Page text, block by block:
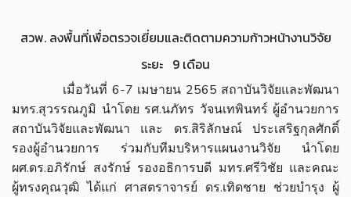
สวพ. ลงพื้นที่เพื่อตรวจเยี่ยมและติดตามความก้าวหน้างานวิจัย
ระยะ 9 เดือน
เมื่อวันที่ 6-7 เมษายน 2565 สถาบันวิจัยและพัฒนา
มทร.สุวรรณภูมิ นำโดย รศ.นภัทร วัจนเทพินทร์ ผู้อำนวยการ
สถาบันวิจัยและพัฒนา และ ดร.สิริลักษณ์ ประเสริฐกุลศักดิ์
รองผู้อำนวยการ ร่วมกับทีมบริหารแผนงานวิจัย นำโดย
ผศ.ดร.อภิรักษ์ สงรักษ์ รองอธิการบดี มทร.ศรีวิชัย และคณะ
ผู้ทรงคุณวุฒิ ได้แก่ ศาสตราจารย์ ดร.เทิดชาย ช่วยบำรุง ผู้